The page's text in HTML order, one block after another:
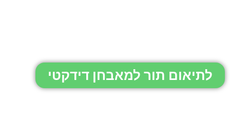
לתיאום תור למאבחן דידקטי